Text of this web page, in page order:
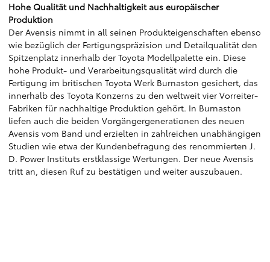
Hohe Qualität und Nachhaltigkeit aus europäischer
Produktion
Der Avensis nimmt in all seinen Produkteigenschaften ebenso
wie bezüglich der Fertigungspräzision und Detailqualität den
Spitzenplatz innerhalb der Toyota Modellpalette ein. Diese
hohe Produkt- und Verarbeitungsqualität wird durch die
Fertigung im britischen Toyota Werk Burnaston gesichert, das
innerhalb des Toyota Konzerns zu den weltweit vier Vorreiter-
Fabriken für nachhaltige Produktion gehört. In Burnaston
liefen auch die beiden Vorgängergenerationen des neuen
Avensis vom Band und erzielten in zahlreichen unabhängigen
Studien wie etwa der Kundenbefragung des renommierten J.
D. Power Instituts erstklassige Wertungen. Der neue Avensis
tritt an, diesen Ruf zu bestätigen und weiter auszubauen.